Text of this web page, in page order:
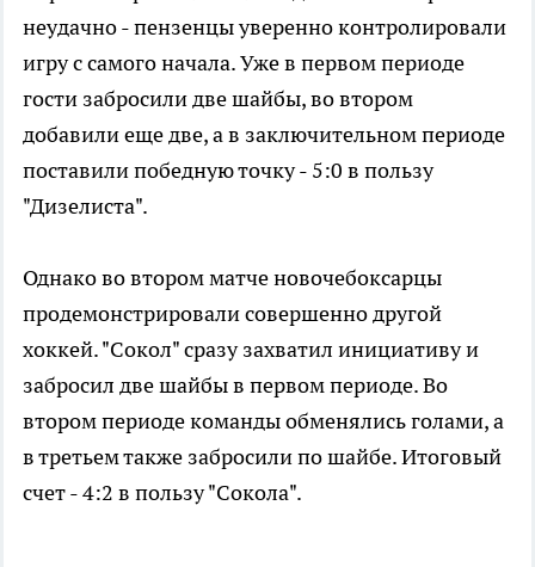
неудачно - пензенцы уверенно контролировали
игру с самого начала. Уже в первом периоде
гости забросили две шайбы, во втором
добавили еще две, а в заключительном периоде
поставили победную точку - 5:0 в пользу
"Дизелиста".
Однако во втором матче новочебоксарцы
продемонстрировали совершенно другой
хоккей. "Сокол" сразу захватил инициативу и
забросил две шайбы в первом периоде. Во
втором периоде команды обменялись голами, а
в третьем также забросили по шайбе. Итоговый
счет - 4:2 в пользу "Сокола".